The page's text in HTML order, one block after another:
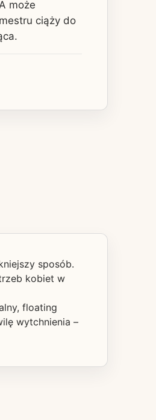
może
ciąży do
sposób.
kobiet w
floating
wytchnienia –